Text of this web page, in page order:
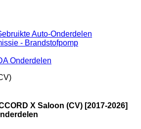
Auto-Onderdelen
- Brandstofpomp
Onderdelen
X Saloon (CV) [2017-2026]